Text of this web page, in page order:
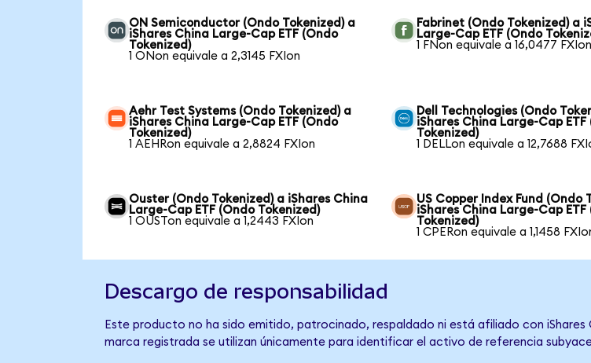
ON Semiconductor (Ondo Tokenized) a
iShares China Large-Cap ETF (Ondo
Tokenized)
1 ONon equivale a 2,3145 FXIon
Fabrinet (Ondo Tokenized) a
Large-Cap ETF (Ondo
1 FNon equivale a 16,0477 FXIon
Aehr Test Systems (Ondo Tokenized) a
iShares China Large-Cap ETF (Ondo
Tokenized)
1 AEHRon equivale a 2,8824 FXIon
Dell Technologies (Ondo
iShares China Large-Cap ETF
Tokenized)
1 DELLon equivale a 12,7688
Ouster (Ondo Tokenized) a iShares China
Large-Cap ETF (Ondo Tokenized)
1 OUSTon equivale a 1,2443 FXIon
US Copper Index Fund (Ondo
iShares China Large-Cap ETF
Tokenized)
1 CPERon equivale a 1,1458
Descargo de responsabilidad
Este producto no ha sido emitido, patrocinado, respaldado ni está afiliado con iShares
marca registrada se utilizan únicamente para identificar el activo de referencia